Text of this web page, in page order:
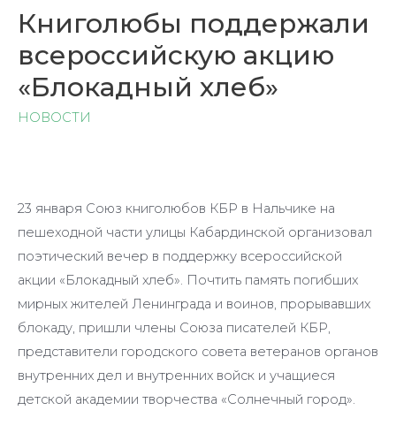
Книголюбы поддержали
всероссийскую акцию
«Блокадный хлеб»
НОВОСТИ
23 января Союз книголюбов КБР в Нальчике на
пешеходной части улицы Кабардинской организовал
поэтический вечер в поддержку всероссийской
акции «Блокадный хлеб». Почтить память погибших
мирных жителей Ленинграда и воинов, прорывавших
блокаду, пришли члены Союза писателей КБР,
представители городского совета ветеранов органов
внутренних дел и внутренних войск и учащиеся
детской академии творчества «Солнечный город».